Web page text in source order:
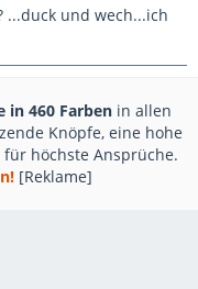
...duck und wech...ich
in 460 Farben in allen
Knöpfe, eine hohe
höchste Ansprüche.
[Reklame]